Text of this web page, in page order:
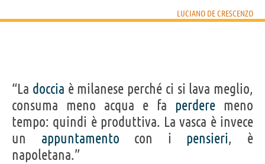
LUCIANO DE CRESCENZO
“La doccia è milanese perché ci si lava meglio,
consuma meno acqua e fa perdere meno
tempo: quindi è produttiva. La vasca è invece
un appuntamento con i pensieri, è
napoletana.”